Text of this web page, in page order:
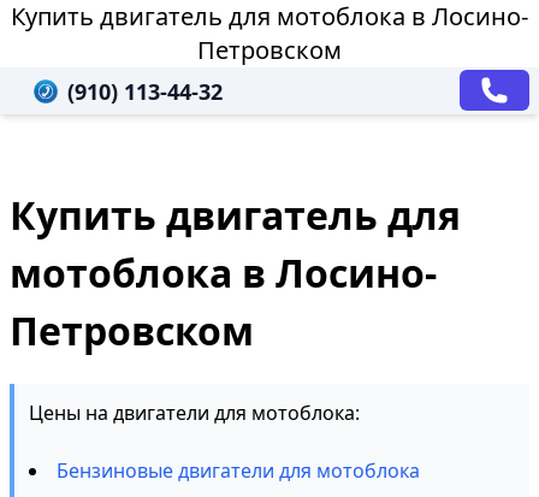
Купить двигатель для мотоблока в Лосино-
Петровском
(910) 113-44-32
Купить двигатель для
мотоблока в Лосино-
Петровском
Цены на двигатели для мотоблока:
Бензиновые двигатели для мотоблока